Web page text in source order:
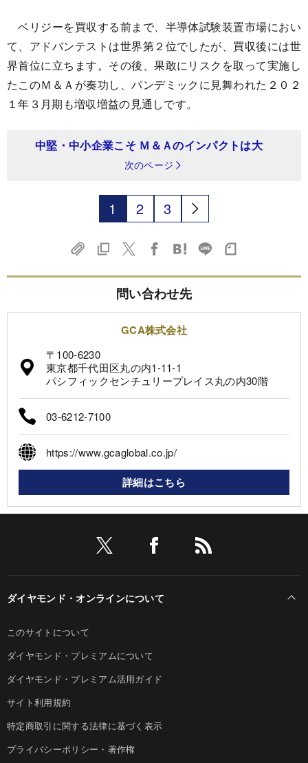
ベリジーを買収する前まで、半導体試験装置市場におい
て、アドバンテストは世界第２位でしたが、買収後には世
界首位に立ちます。その後、果敢にリスクを取って実施し
たこのＭ＆Ａが奏功し、パンデミックに見舞われた２０２
１年３月期も増収増益の見通しです。
中堅・中小企業こそ Ｍ＆Ａのインパクトは大
次のページ
1 2 3
問い合わせ先
GCA株式会社
〒100-6230
東京都千代田区丸の内1-11-1
パシフィックセンチュリープレイス丸の内30階
03-6212-7100
https://www.gcaglobal.co.jp/
詳細はこちら
ダイヤモンド・オンラインについて
このサイトについて
ダイヤモンド・プレミアムについて
ダイヤモンド・プレミアム活用ガイド
サイト利用規約
特定商取引に関する法律に基づく表示
プライバシーポリシー・著作権